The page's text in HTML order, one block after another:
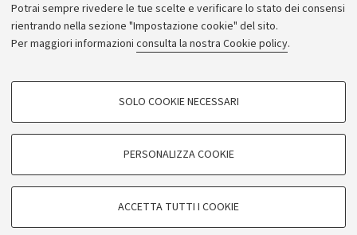
Potrai sempre rivedere le tue scelte e verificare lo stato dei consensi
rientrando nella sezione "Impostazione cookie" del sito.
Per maggiori informazioni consulta la nostra Cookie policy.
COOKIE DI PROFILAZIONE - FACOLTATIVI
degli utenti, creare profili in base al loro comportamento sul sito, per analisi
di marketing.
Google/Youtube Video
SOLO COOKIE NECESSARI
PERSONALIZZA COOKIE
ACCETTA TUTTI I COOKIE
Privacy
Note legali
NormAteneo
Impostazioni Cookie
©Copyright 2024 - ALMA MATER STUDIORUM - Università di
Bologna - Via Zamboni, 33 - 40126 Bologna - PI: 01131710376 -